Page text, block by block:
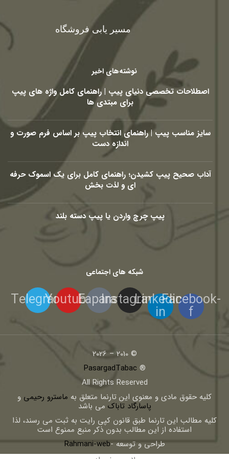
مسیر یابی فروشگاه
نوشته‌های اخیر
اصطلاحات تخصصی دنیای پیپ | راهنمای کامل واژه های پیپ
برای مبتدی ها
سایز مناسب پیپ | راهنمای انتخاب پیپ بر اساس فرم صورت و
اندازه دست
آداب صحیح پیپ کشیدن؛ راهنمای کامل برای یک اسموک حرفه
ای و لذت بخش
پیپ چرچ واردن یا پیپ دسته بلند
شبکه های اجتماعی
Facebook-
f
Linkedin-
in
Instagram
Eaparat
Youtube
Telegram
© 2010 – 2026
®
PasargadTabac
All Rights Reserved
كليه حقوق مادی و معنوی اين تارنما متعلق به ماسترو رحیمی و
پاسارگاد تاباک می باشد
کلیه مطالب این تارنما طبق قانون کپی رایت به ثبت می رسند، لذا
استفاده از این مطالب بدون ذکر منبع ممنوع است
طراحی و توسعه -Rahmani-web